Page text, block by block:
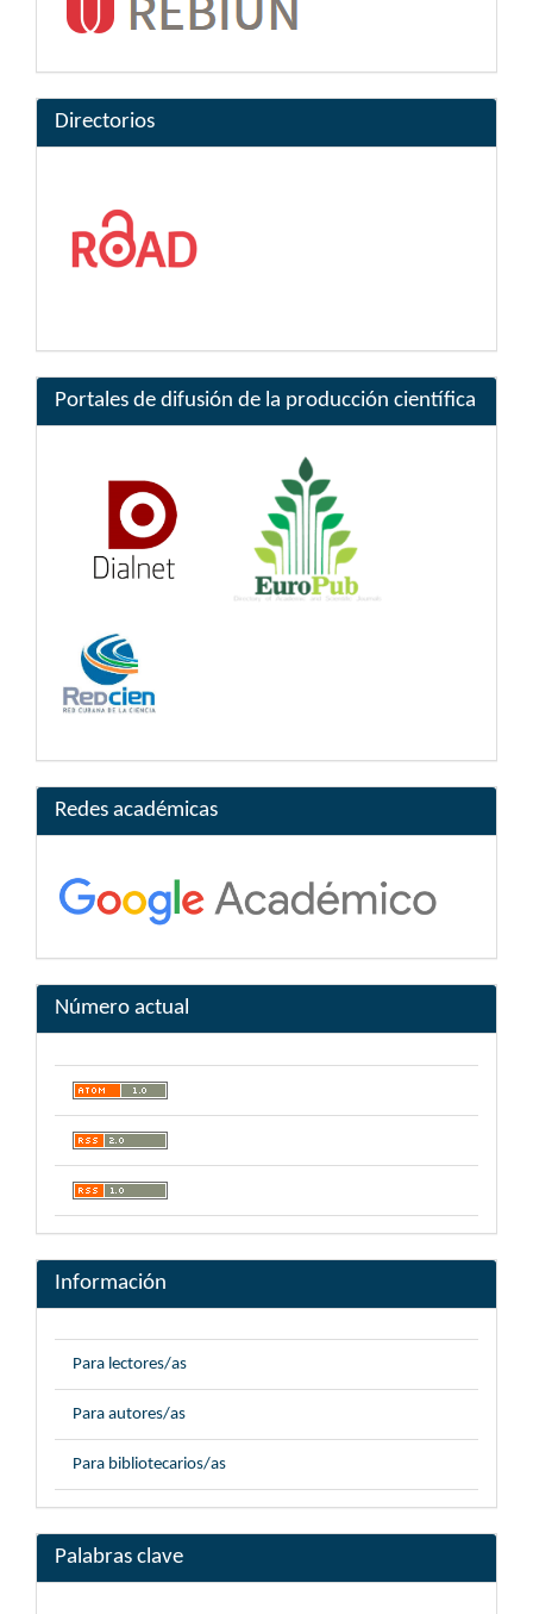
Directorios
Portales de difusión de la producción científica
Redes académicas
Número actual
Información
Para lectores/as
Para autores/as
Para bibliotecarios/as
Palabras clave